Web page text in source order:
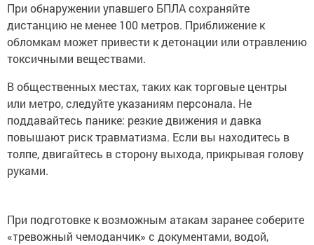
При обнаружении упавшего БПЛА сохраняйте
дистанцию не менее 100 метров. Приближение к
обломкам может привести к детонации или отравлению
токсичными веществами.
В общественных местах, таких как торговые центры
или метро, следуйте указаниям персонала. Не
поддавайтесь панике: резкие движения и давка
повышают риск травматизма. Если вы находитесь в
толпе, двигайтесь в сторону выхода, прикрывая голову
руками.
При подготовке к возможным атакам заранее соберите
«тревожный чемоданчик» с документами, водой,